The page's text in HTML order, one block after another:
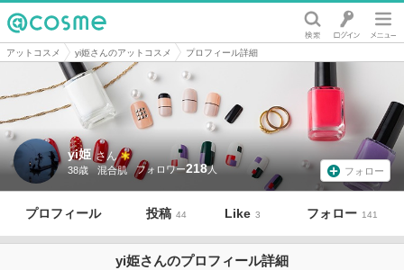
@cosme
アットコスメ yi姫さんのアットコスメ プロフィール詳細
yi姫 さん
38歳 混合肌 218 フォロー
プロフィール 投稿 44 Like 3 フォロー 141
yi姫さんのプロフィール詳細